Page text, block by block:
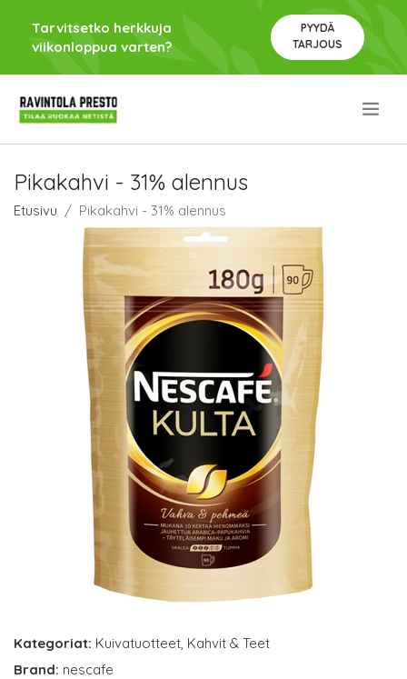
Tarvitsetko herkkuja
viikonloppua varten?
PYYDÄ
TARJOUS
Pikakahvi - 31% alennus
Etusivu Pikakahvi - 31% alennus
Kategoriat: Kuivatuotteet, Kahvit & Teet
Brand: nescafe